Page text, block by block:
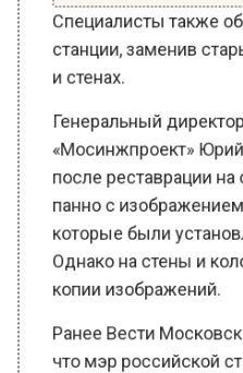
Специалисты также
станции, заменив
и стенах.
Генеральный
«Мосинжпроект»
после реставрации
панно с
которые были
Однако на стены и
копии изображений.
Ранее Вести